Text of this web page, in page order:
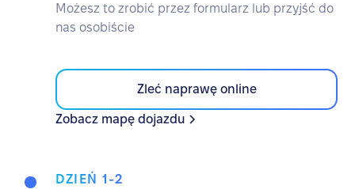
Możesz to zrobić przez formularz lub przyjść do
nas osobiście
Zleć naprawę online
Zobacz mapę dojazdu
DZIEŃ 1-2